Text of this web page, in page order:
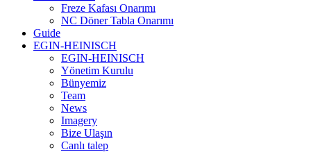
Freze Kafası Onarımı
NC Döner Tabla Onarımı
Guide
EGIN-HEINISCH
EGIN-HEINISCH
Yönetim Kurulu
Bünyemiz
Team
News
Imagery
Bize Ulaşın
Canlı talep